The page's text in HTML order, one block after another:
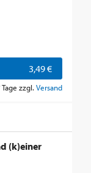
3,49 €
zzgl. Versand
(k)einer